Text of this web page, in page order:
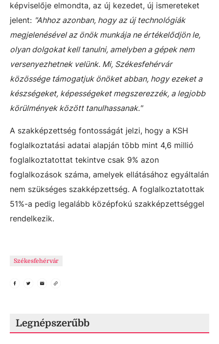
képviselője elmondta, az új kezedet, új ismereteket
jelent: "Ahhoz azonban, hogy az új technológiák
megjelenésével az önök munkája ne értékelődjön le,
olyan dolgokat kell tanulni, amelyben a gépek nem
versenyezhetnek velünk. Mi, Székesfehérvár
közössége támogatjuk önöket abban, hogy ezeket a
készségeket, képességeket megszerezzék, a legjobb
körülmények között tanulhassanak."
A szakképzettség fontosságát jelzi, hogy a KSH
foglalkoztatási adatai alapján több mint 4,6 millió
foglalkoztatottat tekintve csak 9% azon
foglalkozások száma, amelyek ellátásához egyáltalán
nem szükséges szakképzettség. A foglalkoztatottak
51%-a pedig legalább középfokú szakképzettséggel
rendelkezik.
Székesfehérvár
Legnépszerűbb